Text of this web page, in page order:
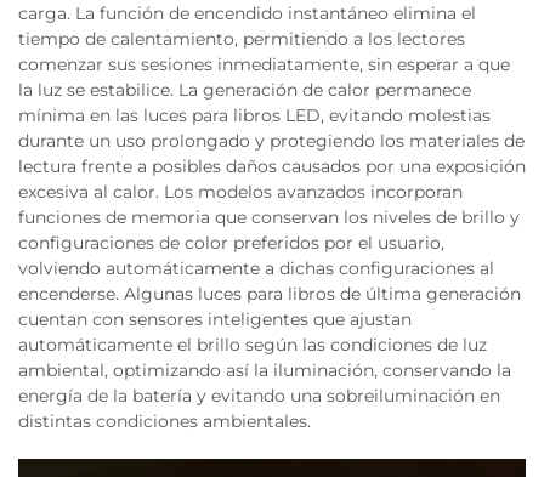
carga. La función de encendido instantáneo elimina el
tiempo de calentamiento, permitiendo a los lectores
comenzar sus sesiones inmediatamente, sin esperar a que
la luz se estabilice. La generación de calor permanece
mínima en las luces para libros LED, evitando molestias
durante un uso prolongado y protegiendo los materiales de
lectura frente a posibles daños causados por una exposición
excesiva al calor. Los modelos avanzados incorporan
funciones de memoria que conservan los niveles de brillo y
configuraciones de color preferidos por el usuario,
volviendo automáticamente a dichas configuraciones al
encenderse. Algunas luces para libros de última generación
cuentan con sensores inteligentes que ajustan
automáticamente el brillo según las condiciones de luz
ambiental, optimizando así la iluminación, conservando la
energía de la batería y evitando una sobreiluminación en
distintas condiciones ambientales.